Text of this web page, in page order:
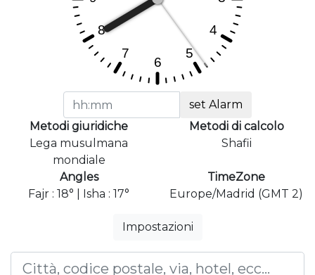
set Alarm
Metodi giuridiche
Lega musulmana
mondiale
Metodi di calcolo
Shafii
Angles
Fajr : 18° | Isha : 17°
TimeZone
Europe/Madrid (GMT 2)
Impostazioni